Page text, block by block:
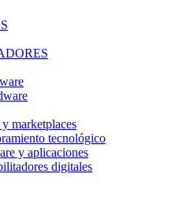
marketplaces
tecnológico
y aplicaciones
digitales